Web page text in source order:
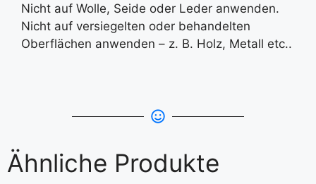
Nicht auf Wolle, Seide oder Leder anwenden.
Nicht auf versiegelten oder behandelten
Oberflächen anwenden – z. B. Holz, Metall etc..
Ähnliche Produkte